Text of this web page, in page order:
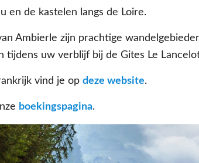
en de kastelen langs de Loire.
Ambierle zijn prachtige
tijdens uw verblijf bij de Gites Le
vind je op deze website.
boekingspagina.